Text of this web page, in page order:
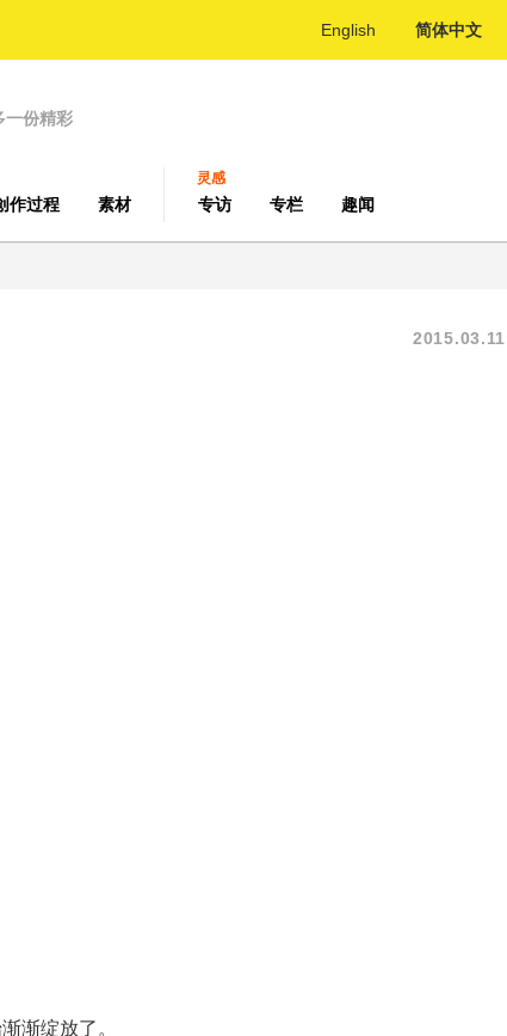
English 简体中文
一份精彩
作过程 素材
灵感
专访 专栏 趣闻
2015.03.11
渐绽放了。